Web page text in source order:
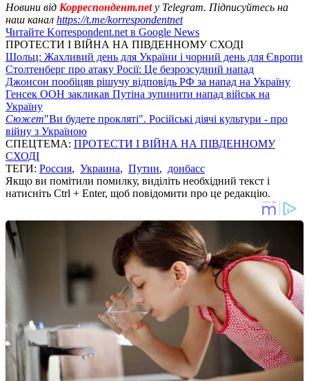
Новини від Корреспондент.netу Telegram. Підписуйтесь на
наш канал https://t.me/korrespondentnet
Читайте Korrespondent.net в Google News
ПРОТЕСТИ І ВІЙНА НА ПІВДЕННОМУ СХОДІ
Шольц: Жахливий день для України і чорний день для Європи
Столтенберг про атаку Росії: Це безрозсудний напад
Джонсон пообіцяв рішучу відповідь РФ за напад на Україну
Генсек ООН закликав Путіна зупинити напад військ на
Україну
Сюжет"Ви будете прокляті". Російські діячі культури - про
війну з Україною
СПЕЦТЕМА: ПРОТЕСТИ І ВІЙНА НА ПІВДЕННОМУ
СХОДІ
ТЕГИ: Россия, Украина, Путин, донбасс
Якщо ви помітили помилку, виділіть необхідний текст і
натисніть Ctrl + Enter, щоб повідомити про це редакцію.